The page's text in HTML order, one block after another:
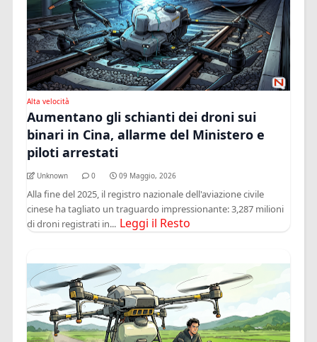
Alta velocità
Aumentano gli schianti dei droni sui
binari in Cina, allarme del Ministero e
piloti arrestati
Unknown 0 09 Maggio, 2026
Alla fine del 2025, il registro nazionale dell'aviazione civile
cinese ha tagliato un traguardo impressionante: 3,287 milioni
di droni registrati in... Leggi il Resto